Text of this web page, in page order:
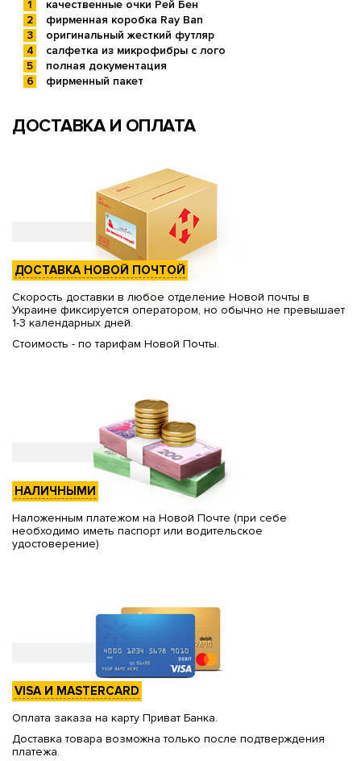
качественные очки Рей Бен
фирменная коробка Ray Ban
оригинальный жесткий футляр
салфетка из микрофибры с лого
полная документация
фирменный пакет
ДОСТАВКА И ОПЛАТА
ДОСТАВКА НОВОЙ ПОЧТОЙ
Скорость доставки в любое отделение Новой почты в
Украине фиксируется оператором, но обычно не превышает
1-3 календарных дней.
Стоимость - по тарифам Новой Почты.
НАЛИЧНЫМИ
Наложенным платежом на Новой Почте (при себе
необходимо иметь паспорт или водительское
удостоверение)
VISA И MASTERCARD
Оплата заказа на карту Приват Банка.
Доставка товара возможна только после подтверждения
платежа.